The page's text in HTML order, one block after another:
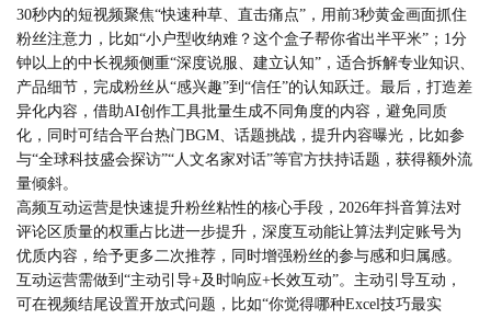
30秒内的短视频聚焦“快速种草、直击痛点”，用前3秒黄金画面抓住
粉丝注意力，比如“小户型收纳难？这个盒子帮你省出半平米”；1分
钟以上的中长视频侧重“深度说服、建立认知”，适合拆解专业知识、
产品细节，完成粉丝从“感兴趣”到“信任”的认知跃迁。最后，打造差
异化内容，借助AI创作工具批量生成不同角度的内容，避免同质
化，同时可结合平台热门BGM、话题挑战，提升内容曝光，比如参
与“全球科技盛会探访”“人文名家对话”等官方扶持话题，获得额外流
量倾斜。
高频互动运营是快速提升粉丝粘性的核心手段，2026年抖音算法对
评论区质量的权重占比进一步提升，深度互动能让算法判定账号为
优质内容，给予更多二次推荐，同时增强粉丝的参与感和归属感。
互动运营需做到“主动引导+及时响应+长效互动”。主动引导互动，
可在视频结尾设置开放式问题，比如“你觉得哪种Excel技巧最实